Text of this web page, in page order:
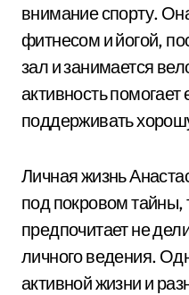
внимание спорту.
фитнесом и йогой,
зал и занимается
активность
поддерживать
Личная жизнь
под покровом тайны,
предпочитает не
личного ведения.
активной жизни и